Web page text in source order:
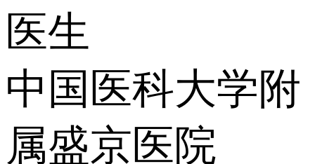
医生
中国医科大学附
属盛京医院